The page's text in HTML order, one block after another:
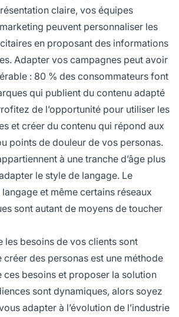
claire, vos équipes
peuvent personnaliser les
en proposant des informations
Adapter vos campagnes peut avoir
: 80 % des consommateurs font
qui publient du contenu adapté
de l’opportunité pour utiliser les
et créer du contenu qui répond aux
points de douleur de vos personas.
à une tranche d’âge plus
le style de langage. Le
et même certains réseaux
sont autant de moyens de toucher
les besoins de vos clients sont
des personas est une méthode
besoins et proposer la solution
sont dynamiques, alors soyez
adapter à l’évolution de l’industrie